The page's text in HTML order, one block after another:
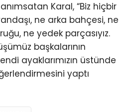
Karal, “Biz hiçbir
ne arka bahçesi, ne
ne yedek parçasıyız.
başkalarının
ayaklarımızın üstünde
yaptı